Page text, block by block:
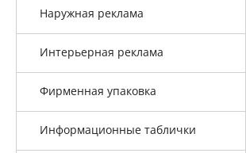
Наружная реклама
Интерьерная реклама
Фирменная упаковка
Информационные таблички